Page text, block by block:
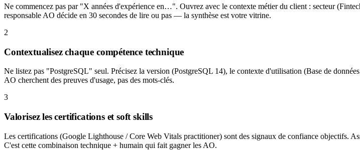
Ne commencez pas par "X années d'expérience en…". Ouvrez avec le contexte métier du client : secteur
responsable AO décide en 30 secondes de lire ou pas — la synthèse est votre vitrine.
2
Contextualisez chaque compétence technique
Ne listez pas "PostgreSQL" seul. Précisez la version (PostgreSQL 14), le contexte d'utilisation (Base de
AO cherchent des preuves d'usage, pas des mots-clés.
3
Valorisez les certifications et soft skills
Les certifications (Google Lighthouse / Core Web Vitals practitioner) sont des signaux de confiance objectifs.
C'est cette combinaison technique + humain qui fait gagner les AO.